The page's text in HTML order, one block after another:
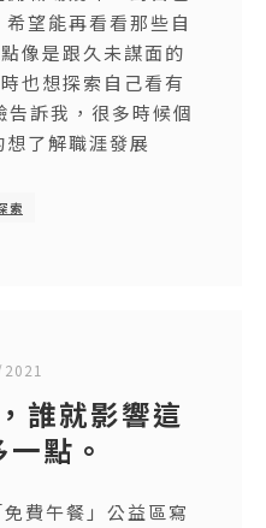
望能再看看那些自
像是跟久未謀面的
也想探索自己看有
訴我，很多時候個
了解職涯發展
索
誰就影響這
點。
費午餐」公益區寫